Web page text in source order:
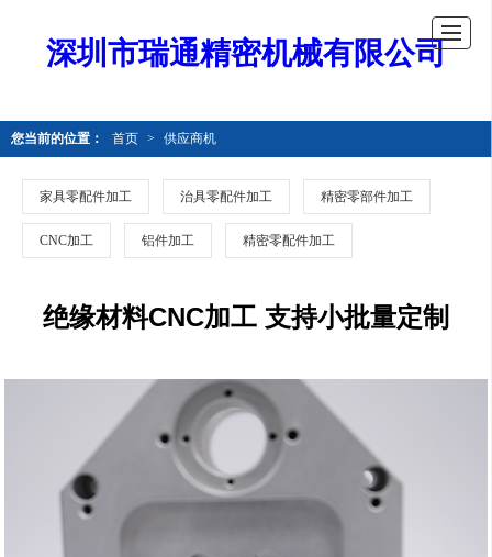
深圳市瑞通精密机械有限公司
您当前的位置： 首页 > 供应商机
家具零配件加工 治具零配件加工 精密零部件加工
CNC加工 铝件加工 精密零配件加工
绝缘材料CNC加工 支持小批量定制